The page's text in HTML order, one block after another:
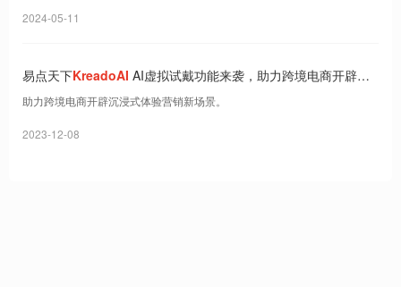
2024-05-11
易点天下KreadoAI AI虚拟试戴功能来袭，助力跨境电商开辟沉
浸式体验营销新场景
助力跨境电商开辟沉浸式体验营销新场景。
2023-12-08